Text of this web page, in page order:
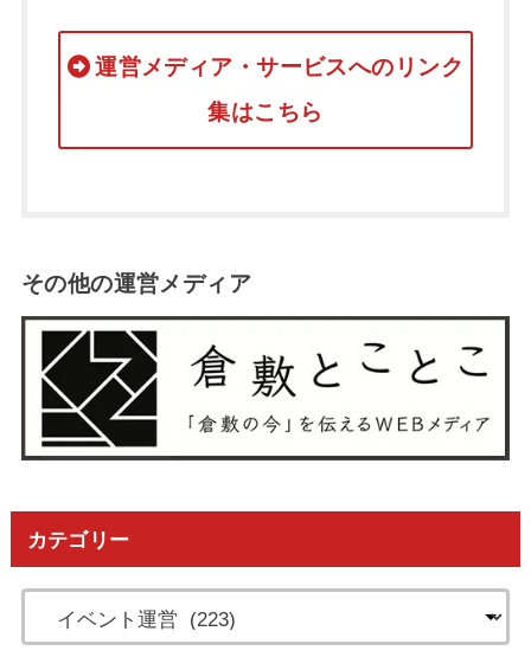
運営メディア・サービスへのリンク
集はこちら
その他の運営メディア
カテゴリー